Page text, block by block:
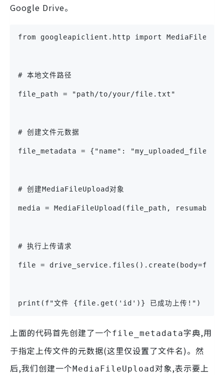
Google Drive。
from googleapiclient.http import
# 本地文件路径
file_path = "path/to/your/file.txt"
# 创建文件元数据
file_metadata = {"name":
# 创建MediaFileUpload对象
media = MediaFileUpload(file_path,
# 执行上传请求
file =
print(f"文件 {file.get('id')} 已成功上传!")
上面的代码首先创建了一个file_metadata字典,用
于指定上传文件的元数据(这里仅设置了文件名)。然
后,我们创建一个 MediaFileUpload 对象,表示要上